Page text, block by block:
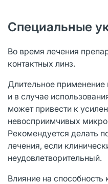
Специальные
Во время лечения
контактных линз.
Длительное применение
и в случае
может привести к
невосприимчивых
Рекомендуется делать
лечения, если
неудовлетворительный.
Влияние на